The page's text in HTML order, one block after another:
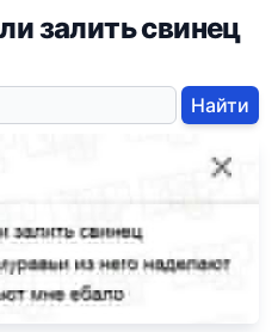
залить свинец
Найти